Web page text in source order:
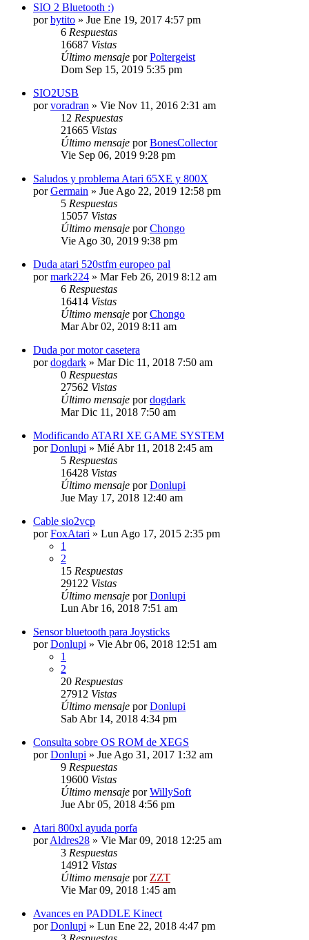
SIO 2 Bluetooth :)
porbytito » Jue Ene 19, 2017 4:57 pm
6 Respuestas
16687 Vistas
Último mensaje porPoltergeist
Dom Sep 15, 2019 5:35 pm
SIO2USB
porvoradran » Vie Nov 11, 2016 2:31 am
12 Respuestas
21665 Vistas
Último mensaje porBonesCollector
Vie Sep 06, 2019 9:28 pm
Saludos y problema Atari 65XE y 800X
porGermain » Jue Ago 22, 2019 12:58 pm
5 Respuestas
15057 Vistas
Último mensaje porChongo
Vie Ago 30, 2019 9:38 pm
Duda atari 520stfm europeo pal
pormark224 » Mar Feb 26, 2019 8:12 am
6 Respuestas
16414 Vistas
Último mensaje porChongo
Mar Abr 02, 2019 8:11 am
Duda por motor casetera
pordogdark » Mar Dic 11, 2018 7:50 am
0 Respuestas
27562 Vistas
Último mensaje pordogdark
Mar Dic 11, 2018 7:50 am
Modificando ATARI XE GAME SYSTEM
porDonlupi » Mié Abr 11, 2018 2:45 am
5 Respuestas
16428 Vistas
Último mensaje porDonlupi
Jue May 17, 2018 12:40 am
Cable sio2vcp
porFoxAtari » Lun Ago 17, 2015 2:35 pm
1
2
15 Respuestas
29122 Vistas
Último mensaje porDonlupi
Lun Abr 16, 2018 7:51 am
Sensor bluetooth para Joysticks
porDonlupi » Vie Abr 06, 2018 12:51 am
1
2
20 Respuestas
27912 Vistas
Último mensaje porDonlupi
Sab Abr 14, 2018 4:34 pm
Consulta sobre OS ROM de XEGS
porDonlupi » Jue Ago 31, 2017 1:32 am
9 Respuestas
19600 Vistas
Último mensaje porWillySoft
Jue Abr 05, 2018 4:56 pm
Atari 800xl ayuda porfa
porAldres28 » Vie Mar 09, 2018 12:25 am
3 Respuestas
14912 Vistas
Último mensaje por ZZT
Vie Mar 09, 2018 1:45 am
Avances en PADDLE Kinect
porDonlupi » Lun Ene 22, 2018 4:47 pm